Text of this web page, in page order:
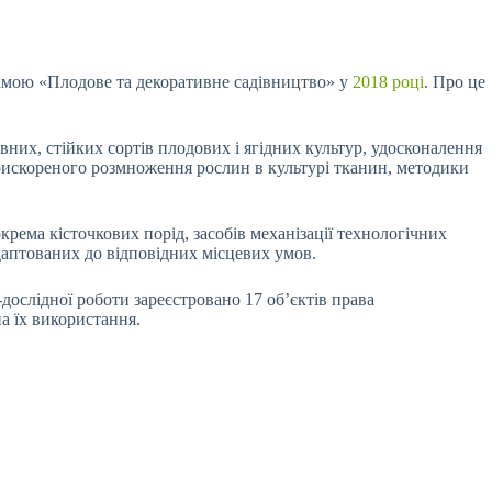
«Плодове та декоративне садівництво» у 2018 році. Про це
стійких сортів плодових і ягідних культур, удосконалення
розмноження рослин в культурі тканин, методики
кісточкових порід, засобів механізації технологічних
до відповідних місцевих умов.
роботи зареєстровано 17 об’єктів права
їх використання.